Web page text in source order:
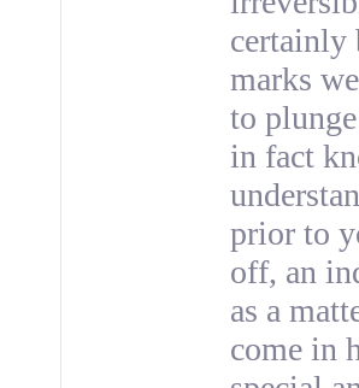
certainly
marks
to
in fact
prior to
off, an
as a
come in